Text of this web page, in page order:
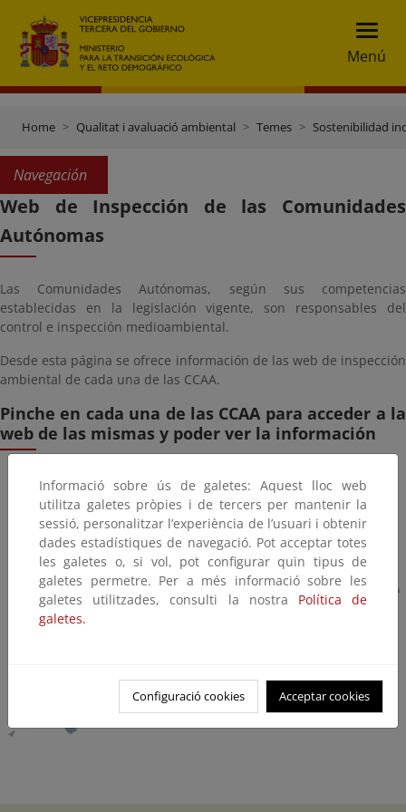
Menú
Home Qualitat i avaluació ambiental Temes Sostenibilidad
Navegación
Web de Inspección de las Comunidades
Autónomas
Las Comunidades Autónomas, según sus competencias
establecidas en la legislación vigente, son responsables del
control e inspección medioambiental.
Desde esta página se ofrece información de las web de inspección
ambiental de cada una de las CCAA.
Pinche en cada una de las CCAA para acceder a la
web de las mismas y poder ver la información
Informació sobre ús de galetes: Aquest lloc web
utilitza galetes pròpies i de tercers per mantenir la
sessió, personalitzar l’experiència de l’usuari i obtenir
dades estadístiques de navegació. Pot acceptar totes
les galetes o, si vol, pot configurar quin tipus de
galetes permetre. Per a més informació sobre les
galetes utilitzades, consulti la nostra Política de
galetes.
Configuració cookies Acceptar cookies